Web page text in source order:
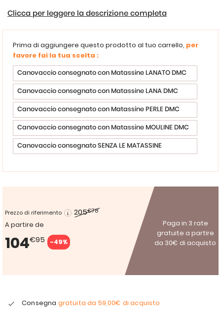
Clicca per leggere la descrizione completa
Prima di aggiungere questo prodotto al tuo carrello, per
favore fai la tua scelta :
Canovaccio consegnato con Matassine LANATO DMC
Canovaccio consegnato con Matassine LANA DMC
Canovaccio consegnato con Matassine PERLE DMC
Canovaccio consegnato con Matassine MOULINE DMC
Canovaccio consegnato SENZA LE MATASSINE
Prezzo di riferimento 205€78
A partire de
104€95 -49%
Paga in 3 rate
gratuite a partire
da 30€ di acquisto
Consegna gratuita da 59,00€ di acquisto